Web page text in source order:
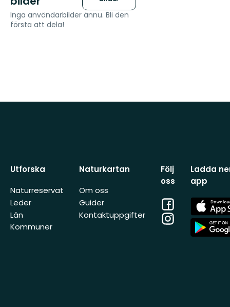
Inga användarbilder ännu. Bli den
första att dela!
Utforska
Naturreservat
Leder
Län
Kommuner
Naturkartan
Om oss
Guider
Kontaktuppgifter
Följ
oss
Facebook
Instagram
Ladda
app
App
Store
App
Store